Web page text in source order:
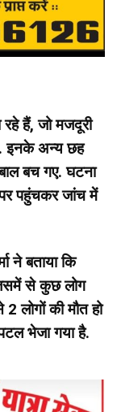
हैं, जो मजदूरी
इनके अन्य छह
बच गए. घटना
पर पहुंचकर जांच में
ने बताया कि
से कुछ लोग
लोगों की मौत हो
भेजा गया है.